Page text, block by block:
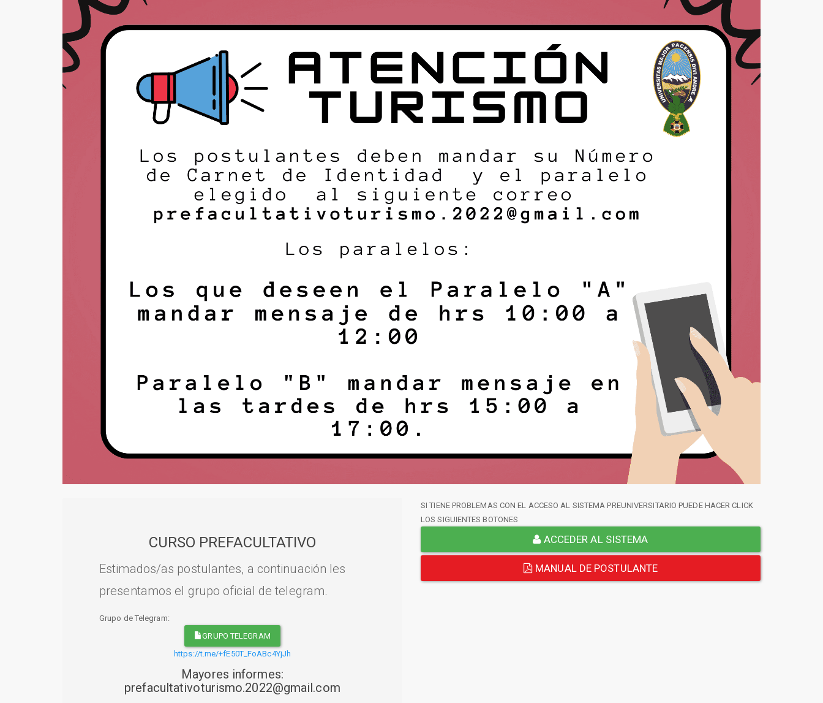
CURSO PREFACULTATIVO
Estimados/as postulantes, a continuación les
presentamos el grupo oficial de telegram.
Grupo de Telegram:
GRUPO TELEGRAM
https://t.me/+fE50T_FoABc4YjJh
Mayores informes:
prefacultativoturismo.2022@gmail.com
SI TIENE PROBLEMAS CON EL ACCESO AL SISTEMA PREUNIVERSITARIO PUEDE HACER CLICK
LOS SIGUIENTES BOTONES
ACCEDER AL SISTEMA
MANUAL DE POSTULANTE